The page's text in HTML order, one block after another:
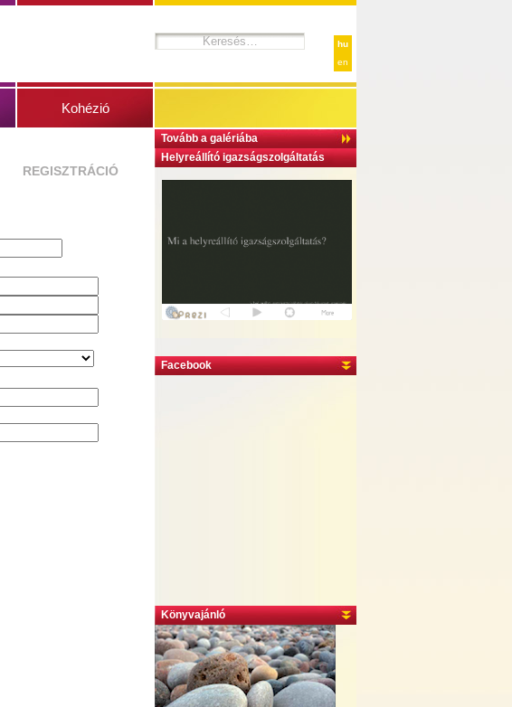
hu
en
Tovább a galériába
Helyreállító igazságszolgáltatás
Facebook
Könyvajánló
Kohézió
REGISZTRÁCIÓ